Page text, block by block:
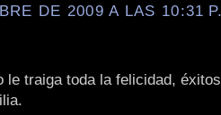
DE 2009 A LAS 10:31
le traiga toda la felicidad,